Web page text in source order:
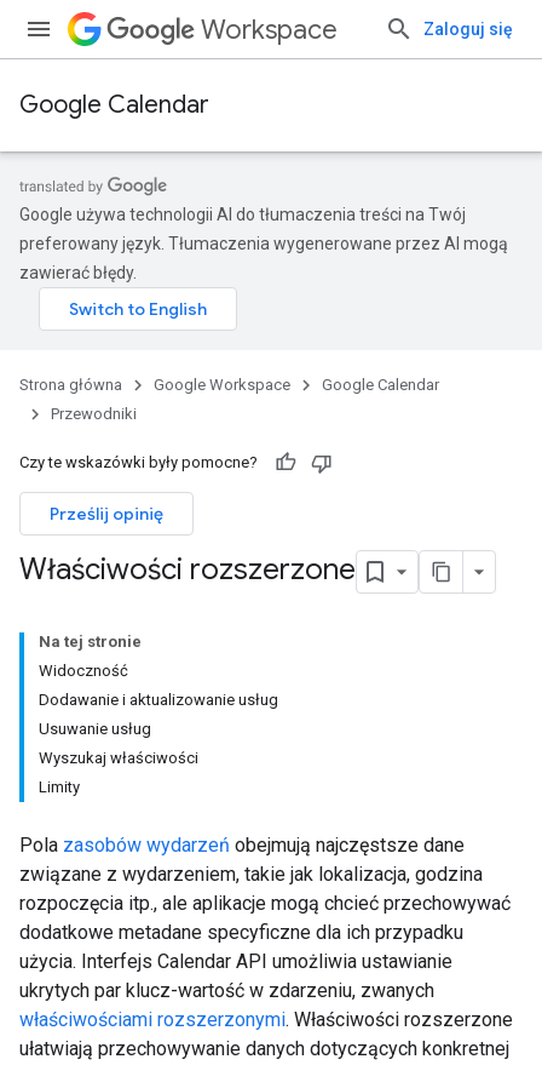
Workspace Zaloguj się
Google Calendar
Google używa technologii AI do tłumaczenia treści na Twój
preferowany język. Tłumaczenia wygenerowane przez AI mogą
zawierać błędy.
Strona główna Google Workspace
Google Calendar
Przewodniki
Czy te wskazówki były pomocne?
Prześlij opinię
Właściwości rozszerzone
Na tej stronie
Widoczność
Dodawanie i aktualizowanie usług
Usuwanie usług
Wyszukaj właściwości
Limity
Pola zasobów wydarzeń obejmują najczęstsze dane
związane z wydarzeniem, takie jak lokalizacja, godzina
rozpoczęcia itp., ale aplikacje mogą chcieć przechowywać
dodatkowe metadane specyficzne dla ich przypadku
użycia. Interfejs Calendar API umożliwia ustawianie
ukrytych par klucz-wartość w zdarzeniu, zwanych
właściwościami rozszerzonymi. Właściwości rozszerzone
ułatwiają przechowywanie danych dotyczących konkretnej